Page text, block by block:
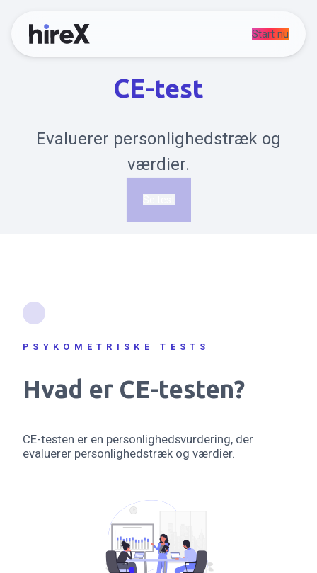
Start nu
CE-test
Evaluerer personlighedstræk og
værdier.
PSYKOMETRISKE TESTS
Hvad er CE-testen?
CE-testen er en personlighedsvurdering, der
evaluerer personlighedstræk og værdier.